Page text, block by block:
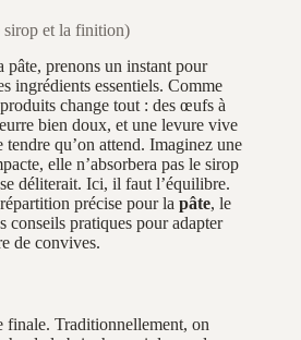
sirop et la finition)
pâte, prenons un instant pour
ingrédients essentiels. Comme
change tout : des œufs à
bien doux, et une levure vive
tendre qu’on attend. Imaginez une
elle n’absorbera pas le sirop
déliterait. Ici, il faut l’équilibre.
précise pour la pâte, le
conseils pratiques pour adapter
de convives.
finale. Traditionnellement, on